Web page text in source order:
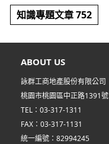
知識專題文章 752
ABOUT US
詠群工商地產股份有限公司
桃園市桃園區中正路1391號
TEL：03-317-1311
FAX：03-317-1131
統一編號：82994245